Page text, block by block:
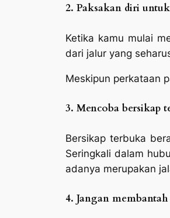
2. Paksakan diri
Ketika kamu mulai
dari jalur yang
Meskipun perkataan
3. Mencoba bersikap
Bersikap terbuka
Seringkali dalam
adanya merupakan
4. Jangan